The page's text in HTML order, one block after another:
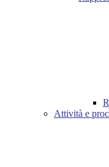
Attività e